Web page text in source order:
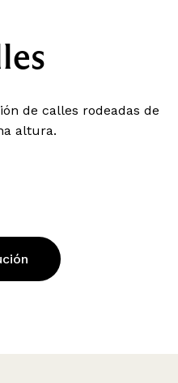
de calles rodeadas de
altura.